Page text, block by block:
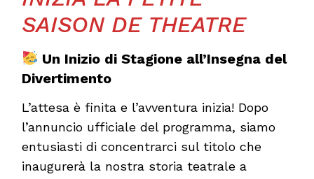
SAISON DE THEATRE
Un Inizio di Stagione all’Insegna del
Divertimento
L’attesa è finita e l’avventura inizia! Dopo
l’annuncio ufficiale del programma, siamo
entusiasti di concentrarci sul titolo che
inaugurerà la nostra storia teatrale a